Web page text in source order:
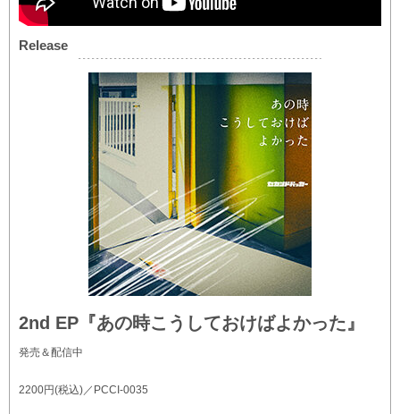
Release
2nd EP『あの時こうしておけばよかった』
発売＆配信中
2200円(税込)／PCCI-0035